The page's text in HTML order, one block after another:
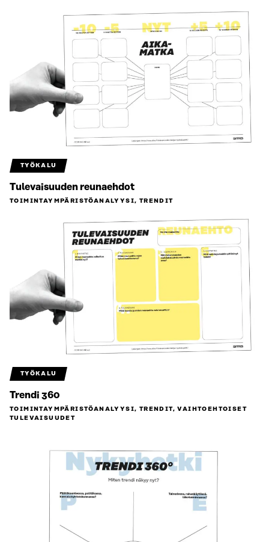
TYÖKALU
Tulevaisuuden reunaehdot
TOIMINTAYMPÄRISTÖ­ANALYYSI, TRENDIT
TYÖKALU
Trendi 360
TOIMINTAYMPÄRISTÖ­ANALYYSI, TRENDIT, VAIHTOEHTOISET
TULEVAISUUDET